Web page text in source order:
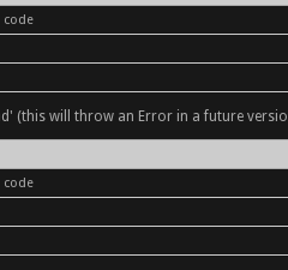
code
will throw an Error in a future
code